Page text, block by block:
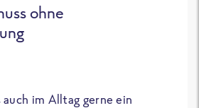
ohne
im Alltag gerne ein